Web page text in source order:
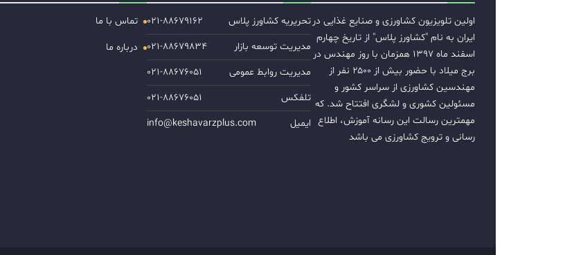
اولین تلویزیون کشاورزی و صنایع غذایی در
ایران به نام "کشاورز پلاس" از تاریخ چهارم
اسفند ماه ۱۳۹۷ همزمان با روز مهندس در
برج میلاد با حضور بیش از ۲۵۰۰ نفر از
مهندسین کشاورزی از سراسر کشور و
مسئولین کشوری و لشگری افتتاح شد. که
مهمترین رسالت این رسانه آموزش، اطلاع
رسانی و ترویج کشاورزی می باشد
تحریریه کشاورز پلاس
۰۲۱-۸۸۶۷۹۱۶۲
مدیریت توسعه بازار
۰۲۱-۸۸۶۷۹۸۳۴
مدیریت روابط عمومی
۰۲۱-۸۸۶۷۶۰۵۱
تلفکس
۰۲۱-۸۸۶۷۶۰۵۱
ایمیل
info@keshavarzplus.com
تماس با ما
درباره ما